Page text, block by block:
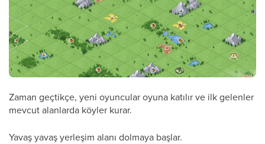
Zaman geçtikçe, yeni oyuncular oyuna katılır ve ilk gelenler
mevcut alanlarda köyler kurar.
Yavaş yavaş yerleşim alanı dolmaya başlar.